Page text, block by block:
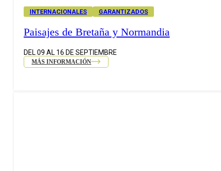
INTERNACIONALES GARANTIZADOS
Paisajes de Bretaña y Normandia
DEL 09 AL 16 DE SEPTIEMBRE
MÁS INFORMACIÓN